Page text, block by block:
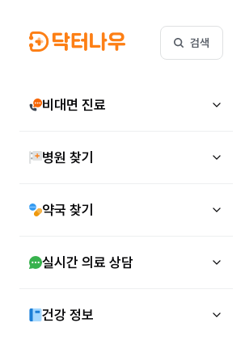
검색
비대면 진료
병원 찾기
약국 찾기
실시간 의료 상담
건강 정보